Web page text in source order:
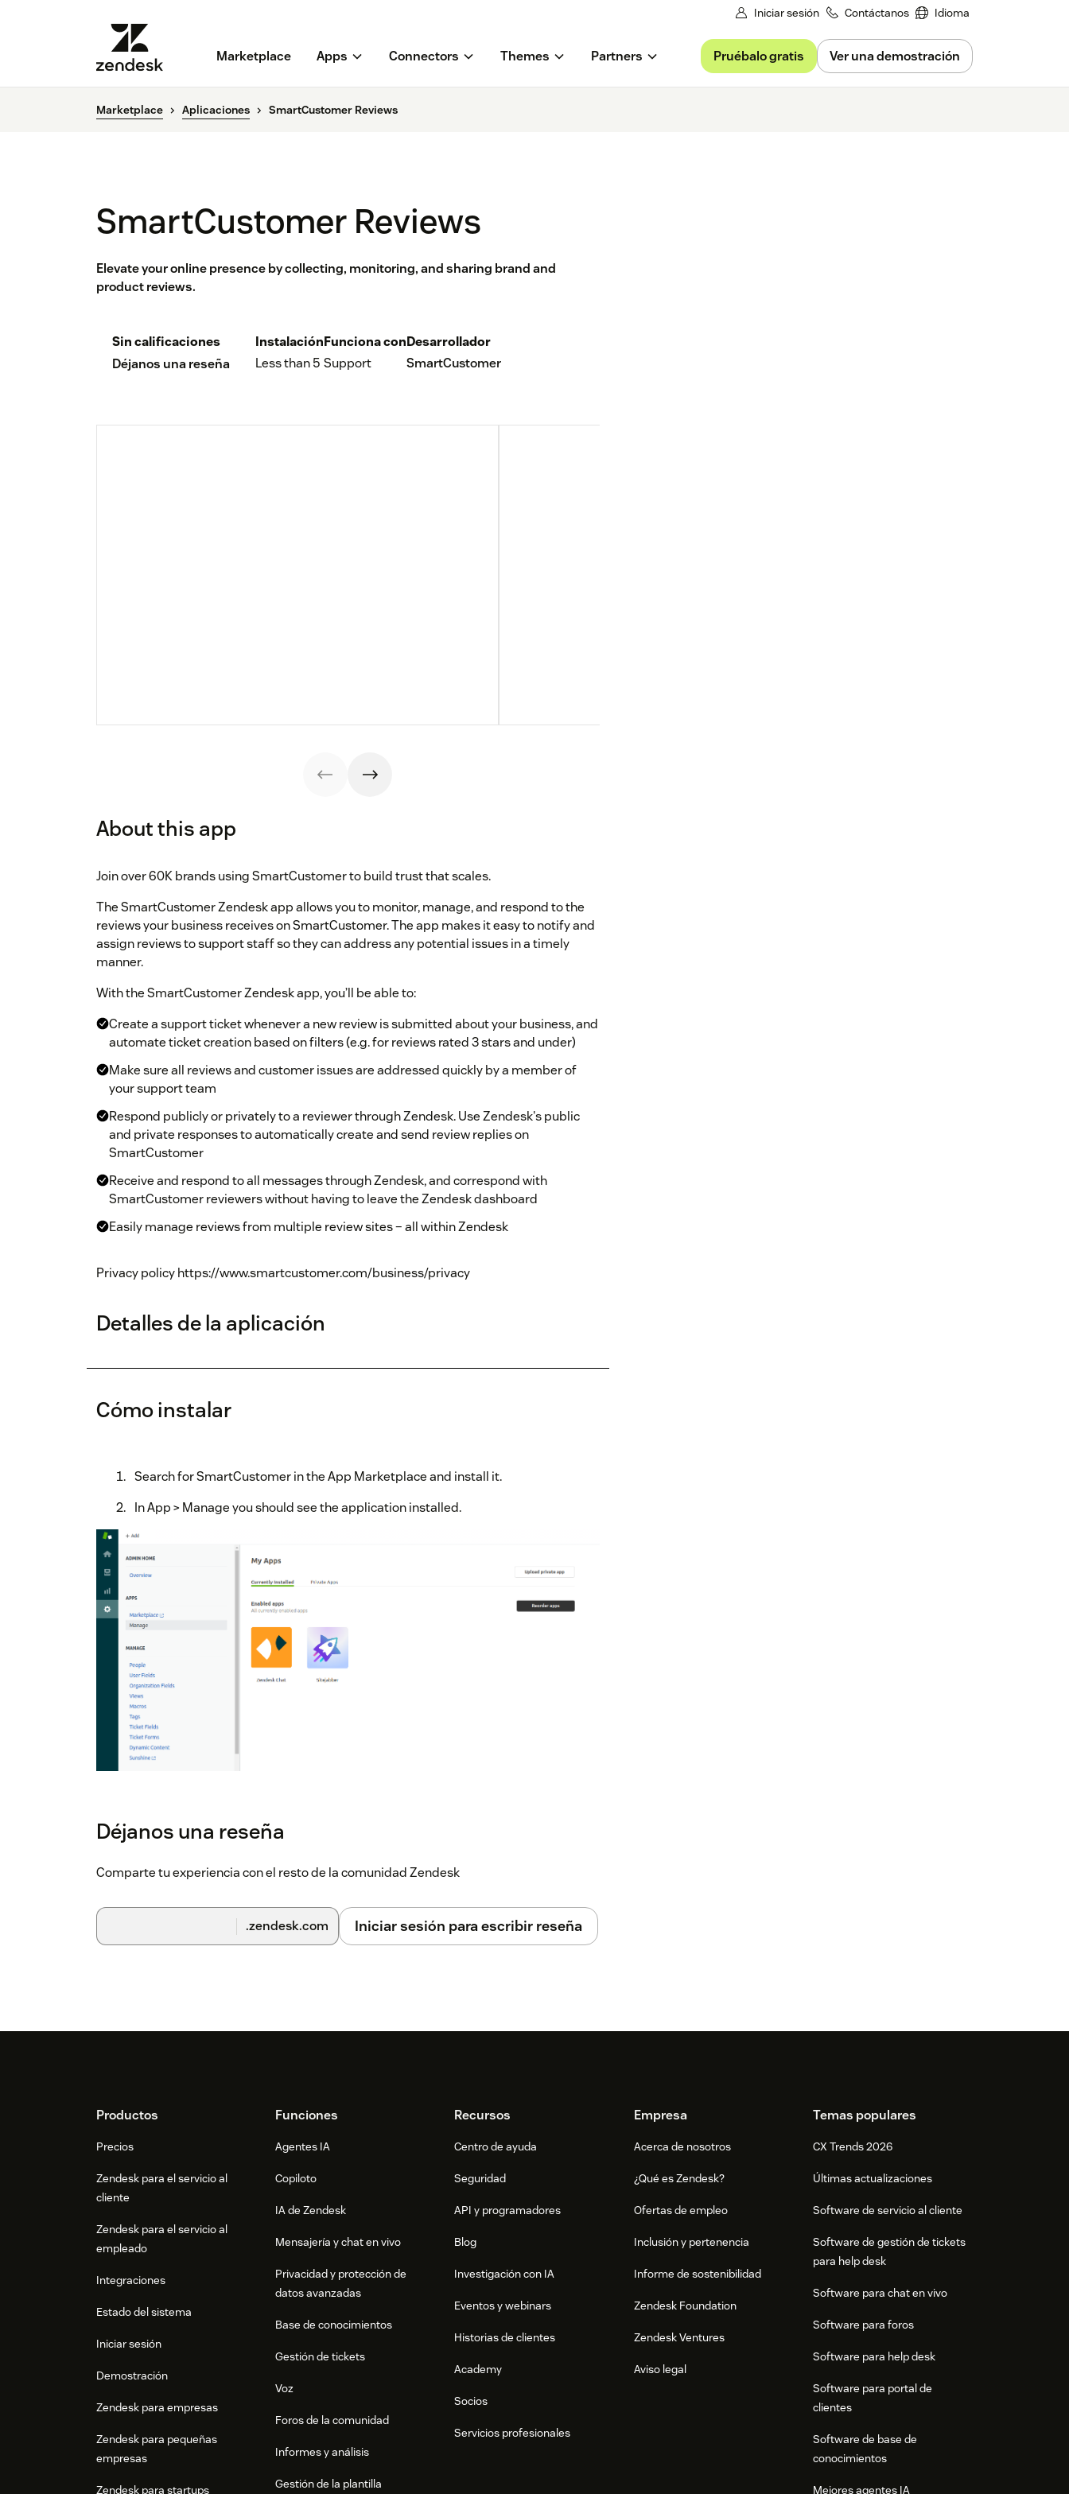
Iniciar sesión Contáctanos Idioma
Marketplace Apps Connectors Themes Partners Pruébalo gratis Ver una demostración
Marketplace Aplicaciones SmartCustomer Reviews
SmartCustomer Reviews
Elevate your online presence by collecting, monitoring, and sharing brand and
product reviews.
Sin calificaciones
Déjanos una reseña
Instalación
Less than 5
Funciona con
Support
Desarrollador
SmartCustomer
About this app
Join over 60K brands using SmartCustomer to build trust that scales.
The SmartCustomer Zendesk app allows you to monitor, manage, and respond to the
reviews your business receives on SmartCustomer. The app makes it easy to notify and
assign reviews to support staff so they can address any potential issues in a timely
manner.
With the SmartCustomer Zendesk app, you’ll be able to:
Create a support ticket whenever a new review is submitted about your business, and
automate ticket creation based on filters (e.g. for reviews rated 3 stars and under)
Make sure all reviews and customer issues are addressed quickly by a member of
your support team
Respond publicly or privately to a reviewer through Zendesk. Use Zendesk's public
and private responses to automatically create and send review replies on
SmartCustomer
Receive and respond to all messages through Zendesk, and correspond with
SmartCustomer reviewers without having to leave the Zendesk dashboard
Easily manage reviews from multiple review sites – all within Zendesk
Privacy policy https://www.smartcustomer.com/business/privacy
Detalles de la aplicación
Cómo instalar
Search for SmartCustomer in the App Marketplace and install it.
In App > Manage you should see the application installed.
5. Click on Accounts tab, then click on Add account button.
Déjanos una reseña
Comparte tu experiencia con el resto de la comunidad Zendesk
.zendesk.com Iniciar sesión para escribir reseña
FooterProductos
Precios
Zendesk para el servicio al
cliente
Zendesk para el servicio al
empleado
Integraciones
Estado del sistema
Iniciar sesión
Demostración
Zendesk para empresas
Zendesk para pequeñas
empresas
Zendesk para startups
Funciones
Agentes IA
Copiloto
IA de Zendesk
Mensajería y chat en vivo
Privacidad y protección de
datos avanzadas
Base de conocimientos
Gestión de tickets
Voz
Foros de la comunidad
Informes y análisis
Gestión de la plantilla
Recursos
Centro de ayuda
Seguridad
API y programadores
Blog
Investigación con IA
Eventos y webinars
Historias de clientes
Academy
Socios
Servicios profesionales
Empresa
Acerca de nosotros
¿Qué es Zendesk?
Ofertas de empleo
Inclusión y pertenencia
Informe de sostenibilidad
Zendesk Foundation
Zendesk Ventures
Aviso legal
Temas populares
CX Trends 2026
Últimas actualizaciones
Software de servicio al cliente
Software de gestión de tickets
para help desk
Software para chat en vivo
Software para foros
Software para help desk
Software para portal de
clientes
Software de base de
conocimientos
Mejores agentes IA